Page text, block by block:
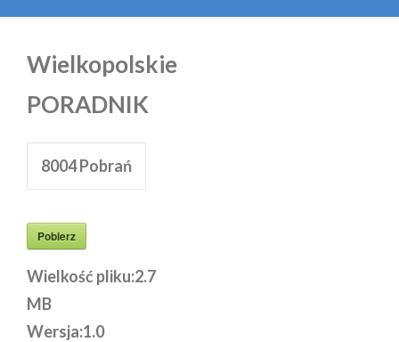
Wielkopolskie
PORADNIK
8004Pobrań
Pobierz
Wielkość pliku:2.7
MB
Wersja:1.0